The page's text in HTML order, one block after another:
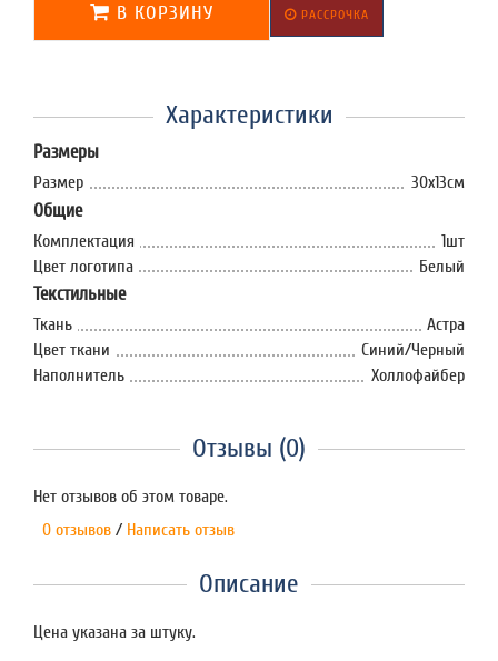
В КОРЗИНУ РАССРОЧКА
Характеристики
Размеры
Размер 30х13см
Общие
Комплектация
1шт
Цвет логотипа
Белый
Текстильные
Ткань
Астра
Цвет ткани
Синий/Черный
Наполнитель
Xоллофайбер
Отзывы (0)
Нет отзывов об этом товаре.
0 отзывов / Написать отзыв
Описание
Цена указана за штуку.